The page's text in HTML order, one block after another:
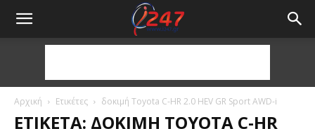
Αρχική Ετικέτες δοκιμή Toyota C-HR 2.0 HEV GR Sport AWD-i
ΕΤΙΚΈΤΑ: ΔΟΚΙΜΉ TOYOTA C-HR